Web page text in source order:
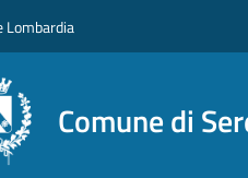
Lombardia
Comune di